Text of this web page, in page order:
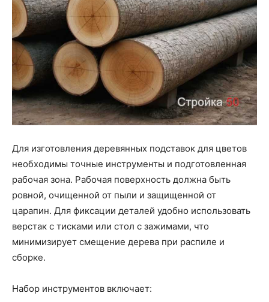
Для изготовления деревянных подставок для цветов
необходимы точные инструменты и подготовленная
рабочая зона. Рабочая поверхность должна быть
ровной, очищенной от пыли и защищенной от
царапин. Для фиксации деталей удобно использовать
верстак с тисками или стол с зажимами, что
минимизирует смещение дерева при распиле и
сборке.
Набор инструментов включает: